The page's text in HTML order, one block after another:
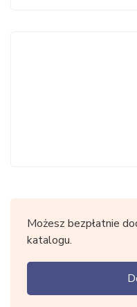
Możesz bezpłatnie
katalogu.